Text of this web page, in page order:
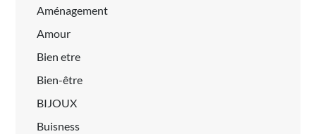
Aménagement
Amour
Bien etre
Bien-être
BIJOUX
Buisness